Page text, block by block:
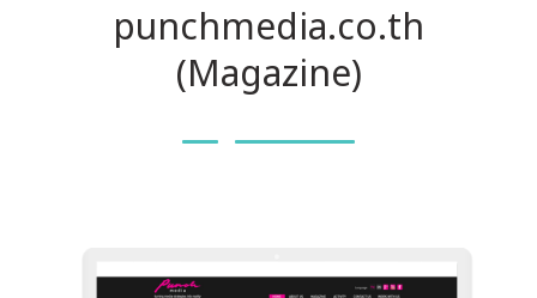
punchmedia.co.th
(Magazine)